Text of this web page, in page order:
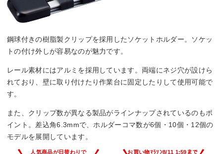
鋼球付きの樹脂製クリップを採用したソケットホルダー。ソケッ
トの付け外しが容易なのが魅力です。
レール素材にはアルミを採用しています。両端にネジ穴が設けら
れており、壁に取り付けたり作業台に固定したりして使用可能で
す。
また、クリップ数が異なる製品がラインナップされているのもポ
イント。差込角6.3mmで、ホルダーコマ数が6個・10個・12個の
モデルを展開しています。